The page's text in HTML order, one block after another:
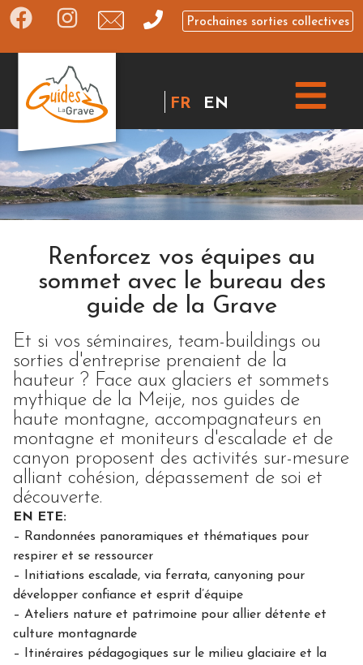
Prochaines sorties collectives
FR EN
Renforcez vos équipes au
sommet avec le bureau des
guide de la Grave
Et si vos séminaires, team-buildings ou
sorties d'entreprise prenaient de la
hauteur ? Face aux glaciers et sommets
mythique de la Meije, nos guides de
haute montagne, accompagnateurs en
montagne et moniteurs d'escalade et de
canyon proposent des activités sur-mesure
alliant cohésion, dépassement de soi et
découverte.
EN ETE:
– Randonnées panoramiques et thématiques pour
respirer et se ressourcer
– Initiations escalade, via ferrata, canyoning pour
développer confiance et esprit d’équipe
– Ateliers nature et patrimoine pour allier détente et
culture montagnarde
– Itinéraires pédagogiques sur le milieu glaciaire et la